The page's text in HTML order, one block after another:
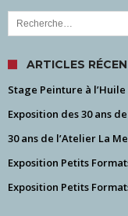
Rechercher :
ARTICLES
Stage Peinture à
Exposition des 30 ans
30 ans de l’Atelier La
Exposition Petits
Exposition Petits